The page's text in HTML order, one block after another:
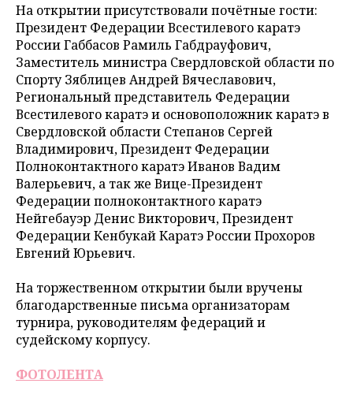
На открытии присутствовали почётные гости:
Президент Федерации Всестилевого каратэ
России Габбасов Рамиль Габдрауфович,
Заместитель министра Свердловской области по
Спорту Зяблицев Андрей Вячеславович,
Региональный представитель Федерации
Всестилевого каратэ и основоположник каратэ в
Свердловской области Степанов Сергей
Владимирович, Президент Федерации
Полноконтактного каратэ Иванов Вадим
Валерьевич, а так же Вице-Президент
Федерации полноконтактного каратэ
Нейгебауэр Денис Викторович, Президент
Федерации Кенбукай Каратэ России Прохоров
Евгений Юрьевич.
На торжественном открытии были вручены
благодарственные письма организаторам
турнира, руководителям федераций и
судейскому корпусу.
ФОТОЛЕНТА